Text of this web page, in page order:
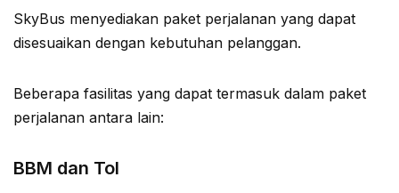
SkyBus menyediakan paket perjalanan yang dapat
disesuaikan dengan kebutuhan pelanggan.
Beberapa fasilitas yang dapat termasuk dalam paket
perjalanan antara lain:
BBM dan Tol